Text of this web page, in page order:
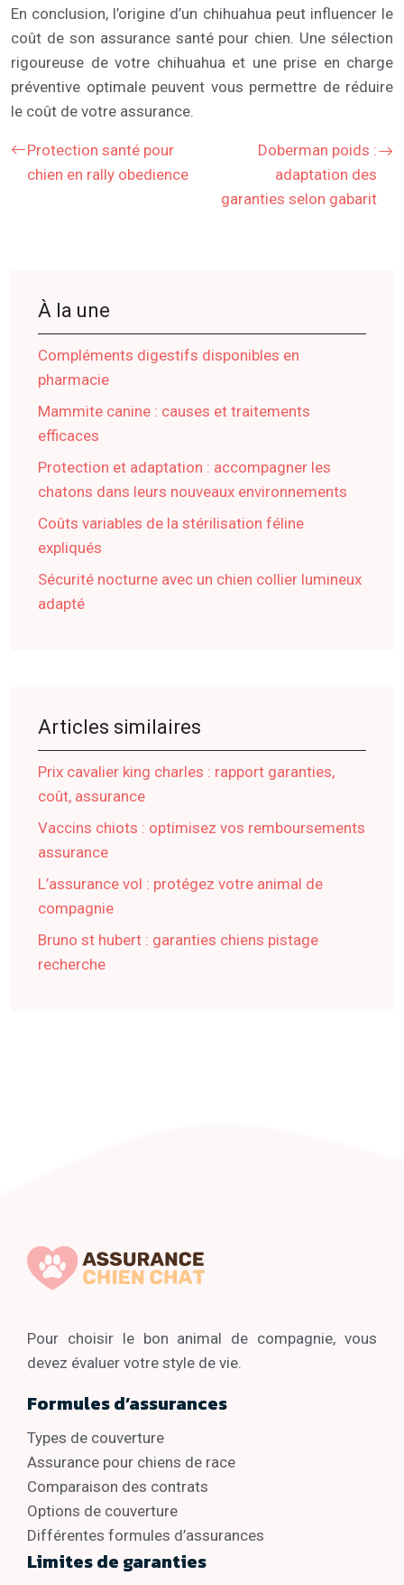
En conclusion, l’origine d’un chihuahua peut influencer le
coût de son assurance santé pour chien. Une sélection
rigoureuse de votre chihuahua et une prise en charge
préventive optimale peuvent vous permettre de réduire
le coût de votre assurance.
Protection santé pour
chien en rally obedience
Doberman poids :
adaptation des
garanties selon gabarit
À la une
Compléments digestifs disponibles en
pharmacie
Mammite canine : causes et traitements
efficaces
Protection et adaptation : accompagner les
chatons dans leurs nouveaux environnements
Coûts variables de la stérilisation féline
expliqués
Sécurité nocturne avec un chien collier lumineux
adapté
Articles similaires
Prix cavalier king charles : rapport garanties,
coût, assurance
Vaccins chiots : optimisez vos remboursements
assurance
L’assurance vol : protégez votre animal de
compagnie
Bruno st hubert : garanties chiens pistage
recherche
Pour choisir le bon animal de compagnie, vous
devez évaluer votre style de vie.
Formules d’assurances
Types de couverture
Assurance pour chiens de race
Comparaison des contrats
Options de couverture
Différentes formules d’assurances
Limites de garanties